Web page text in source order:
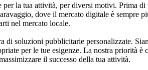
la tua attività, per diversi motivi. Prima
dove il mercato digitale è sempre
nel mercato locale.
soluzioni pubblicitarie personalizzate.
per le tue esigenze. La nostra priorità
il successo della tua attività.